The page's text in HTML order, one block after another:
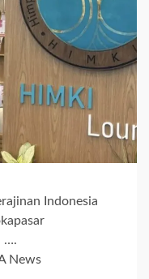
Indonesia
….
News